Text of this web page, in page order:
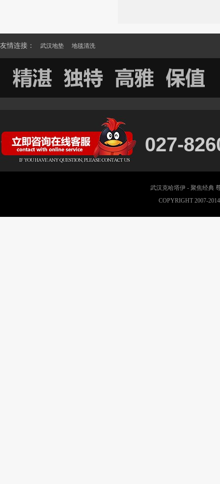
友情连接： 武汉地垫 地毯清洗
027-
武汉克哈塔伊 - 聚焦经典
COPYRIGHT 2007-